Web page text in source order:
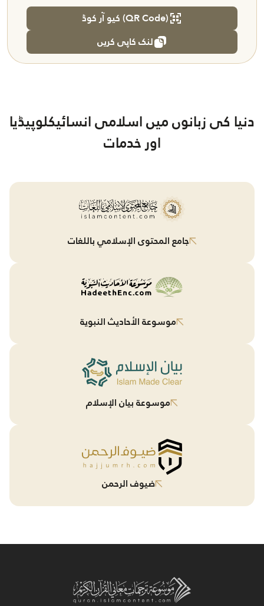
کیو آر کوڈ (QR Code)
لنک کاپی کریں
دنیا کی زبانوں میں اسلامی انسائیکلوپیڈیا
اور خدمات
جامع المحتوى الإسلامي باللغات
موسوعة الأحاديث النبوية
موسوعة بيان الإسلام
ضيوف الرحمن